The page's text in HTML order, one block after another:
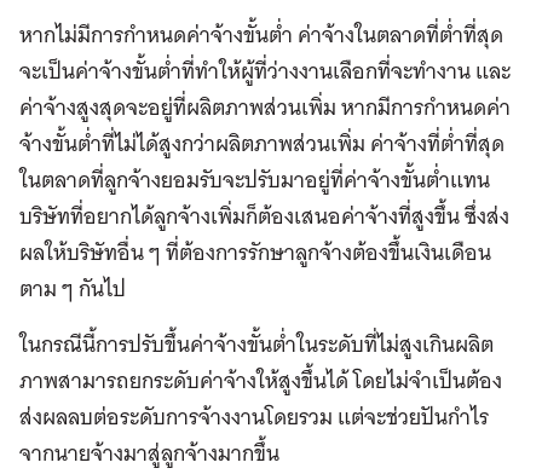
หากไม่มีการกำหนดค่าจ้างขั้นต่ำ ค่าจ้างในตลาดที่ต่ำที่สุด
จะเป็นค่าจ้างขั้นต่ำที่ทำให้ผู้ที่ว่างงานเลือกที่จะทำงาน และ
ค่าจ้างสูงสุดจะอยู่ที่ผลิตภาพส่วนเพิ่ม หากมีการกำหนดค่า
จ้างขั้นต่ำที่ไม่ได้สูงกว่าผลิตภาพส่วนเพิ่ม ค่าจ้างที่ต่ำที่สุด
ในตลาดที่ลูกจ้างยอมรับจะปรับมาอยู่ที่ค่าจ้างขั้นต่ำแทน
บริษัทที่อยากได้ลูกจ้างเพิ่มก็ต้องเสนอค่าจ้างที่สูงขึ้น ซึ่งส่ง
ผลให้บริษัทอื่น ๆ ที่ต้องการรักษาลูกจ้างต้องขึ้นเงินเดือน
ตาม ๆ กันไป
ในกรณีนี้การปรับขึ้นค่าจ้างขั้นต่ำในระดับที่ไม่สูงเกินผลิต
ภาพสามารถยกระดับค่าจ้างให้สูงขึ้นได้ โดยไม่จำเป็นต้อง
ส่งผลลบต่อระดับการจ้างงานโดยรวม แต่จะช่วยปันกำไร
จากนายจ้างมาสู่ลูกจ้างมากขึ้น